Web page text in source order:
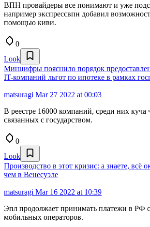
ВПН провайдеры все понимают и уже
например экспрессвпн добавил
помощью киви.
0
Look
Минцифры пояснило порядок
IT-компаний льгот по ипотеке в рамках
matsuragi Mar 27 2022 at 00:03
В реестре 16000 компаний, среди них куча
связанных с государством.
0
Look
Производство в этот кризис: а знаете, всё
чем в Венесуэле
matsuragi Mar 16 2022 at 10:39
Эпл продолжает принимать платежи в РФ
мобильных операторов.